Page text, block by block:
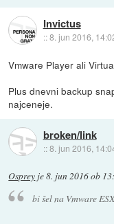
Invictus
::8. jun 2016,
Vmware Player ali
Plus dnevni backup
najceneje.
broken/link
::8. jun 2016,
Osprey je8. jun 2016 ob
bi šel na Vmware